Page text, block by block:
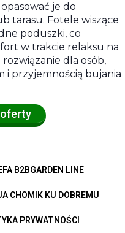
je do
tarasu. Fotele wiszące
poduszki, co
w trakcie relaksu na
dla osób,
i przyjemnością bujania
B2BGARDEN LINE
CHOMIK KU DOBREMU
PRYWATNOŚCI